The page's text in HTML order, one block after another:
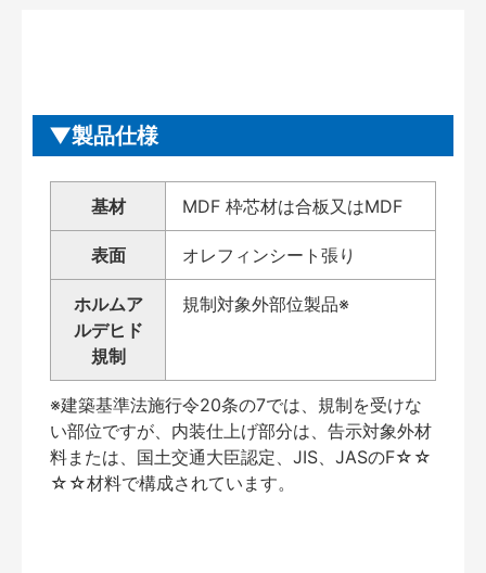
製品仕様
基材 MDF 枠芯材は合板又はMDF
表面 オレフィンシート張り
ホルムア
ルデヒド
規制
規制対象外部位製品※
※建築基準法施行令20条の7では、規制を受けな
い部位ですが、内装仕上げ部分は、告示対象外材
料または、国土交通大臣認定、JIS、JASのF☆☆
☆☆材料で構成されています。